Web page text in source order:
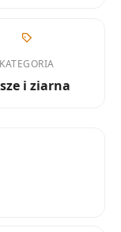
KATEGORIA
i ziarna